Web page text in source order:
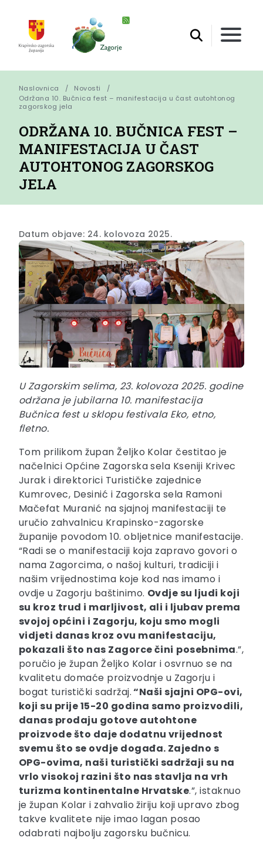
Naslovnica
Novosti
Održana 10. Bučnica fest – manifestacija u čast autohtonog
zagorskog jela
ODRŽANA 10. BUČNICA FEST –
MANIFESTACIJA U ČAST
AUTOHTONOG ZAGORSKOG
JELA
Datum objave: 24. kolovoza 2025.
U Zagorskim selima, 23. kolovoza 2025. godine
održana je jubilarna 10. manifestacija
Bučnica fest u sklopu festivala Eko, etno,
fletno.
Tom prilikom župan Željko Kolar čestitao je
načelnici Općine Zagorska sela Kseniji Krivec
Jurak i direktorici Turističke zajednice
Kumrovec, Desinić i Zagorska sela Ramoni
Mačefat Muranić na sjajnoj manifestaciji te
uručio zahvalnicu Krapinsko-zagorske
županije povodom 10. obljetnice manifestacije.
“Radi se o manifestaciji koja zapravo govori o
nama Zagorcima, o našoj kulturi, tradiciji i
našim vrijednostima koje kod nas imamo i
ovdje u Zagorju baštinimo. Ovdje su ljudi koji
su kroz trud i marljivost, ali i ljubav prema
svojoj općini i Zagorju, koju smo mogli
vidjeti danas kroz ovu manifestaciju,
pokazali što nas Zagorce čini posebnima.”,
poručio je župan Željko Kolar i osvrnuo se na
kvalitetu domaće proizvodnje u Zagorju i
bogat turistički sadržaj.“Naši sjajni OPG-ovi,
koji su prije 15-20 godina samo proizvodili,
danas prodaju gotove autohtone
proizvode što daje dodatnu vrijednost
svemu što se ovdje događa. Zajedno s
OPG-ovima, naši turistički sadržaji su na
vrlo visokoj razini što nas stavlja na vrh
turizma kontinentalne Hrvatske.”, istaknuo
je župan Kolar i zahvalio žiriju koji upravo zbog
takve kvalitete nije imao lagan posao
odabrati najbolju zagorsku bučnicu.